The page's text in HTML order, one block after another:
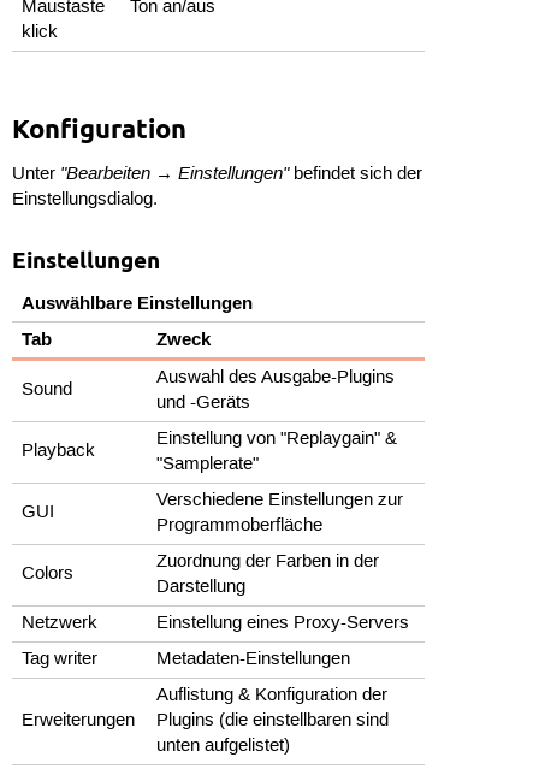
klick
Ton an/aus
Konfiguration
Unter "Bearbeiten → Einstellungen"befindet sich der
Einstellungsdialog.
Einstellungen
Auswählbare Einstellungen
Tab
Zweck
Sound
Auswahl des Ausgabe-Plugins
und -Geräts
Playback
Einstellung von "Replaygain" &
"Samplerate"
GUI
Verschiedene Einstellungen zur
Programmoberfläche
Colors
Zuordnung der Farben in der
Darstellung
Netzwerk
Einstellung eines Proxy-Servers
Tag writer
Metadaten-Einstellungen
Erweiterungen
Auflistung & Konfiguration der
Plugins (die einstellbaren sind
unten aufgelistet)